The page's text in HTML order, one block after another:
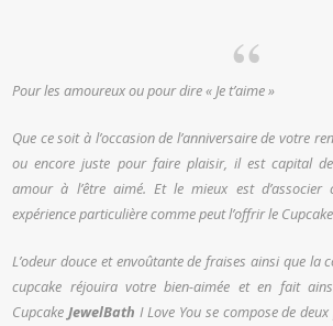
Pour les amoureux ou pour dire « Je t’aime »
Que ce soit à l’occasion de l’anniversaire de votre
ou encore juste pour faire plaisir, il est capital
amour à l’être aimé. Et le mieux est d’associer
expérience particulière comme peut l’offrir le
L’odeur douce et envoûtante de fraises ainsi que la
cupcake réjouira votre bien-aimée et en fait
CupcakeJewelBath I Love You se compose de